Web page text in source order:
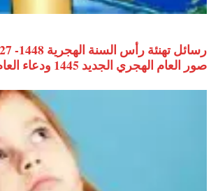
صور العام الهجري الجديد 1445 ودعاء العام الجديد